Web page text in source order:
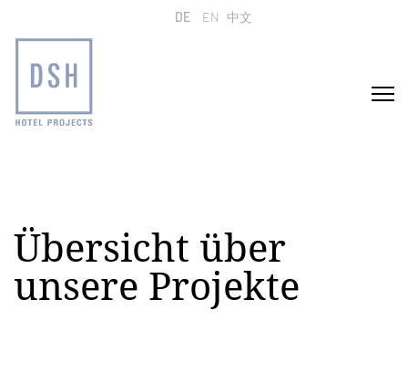
Sprache auswählen
DE EN 中文
Übersicht über
unsere Projekte